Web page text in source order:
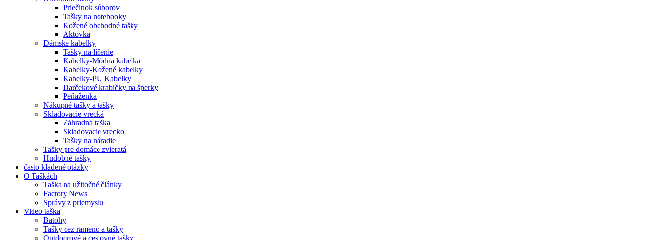
Priečinok súborov
Tašky na notebooky
Kožené obchodné tašky
Aktovka
Dámske kabelky
Tašky na líčenie
Kabelky-Módna kabelka
Kabelky-Kožené kabelky
Kabelky-PU Kabelky
Darčekové krabičky na šperky
Peňaženka
Nákupné tašky a tašky
Skladovacie vrecká
Záhradná taška
Skladovacie vrecko
Tašky na náradie
Tašky pre domáce zvieratá
Hudobné tašky
často kladené otázky
O Taškách
Taška na užitočné články
Factory News
Správy z priemyslu
Video taška
Batohy
Tašky cez rameno a tašky
Outdoorové a cestovné tašky